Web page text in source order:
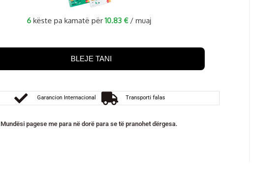
6këste pa kamatë për 10.83 €/ muaj
BLEJE TANI
Garancion Internacional Transporti falas
Mundësi pagese me para në dorë para se të pranohet dërgesa.